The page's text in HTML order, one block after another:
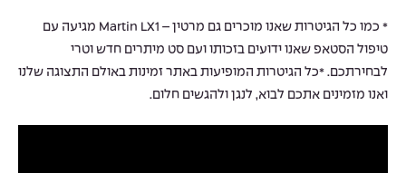
* כמו כל הגיטרות שאנו מוכרים גם מרטין – Martin LX1 מגיעה עם
טיפול הסטאפ שאנו ידועים בזכותו ועם סט מיתרים חדש וטרי
לבחירתכם. *כל הגיטרות המופיעות באתר זמינות באולם התצוגה שלנו
ואנו מזמינים אתכם לבוא, לנגן ולהגשים חלום.